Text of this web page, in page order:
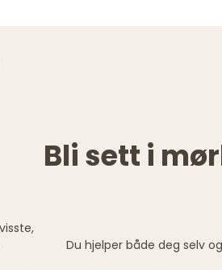
Bli sett i
Du hjelper både deg selv